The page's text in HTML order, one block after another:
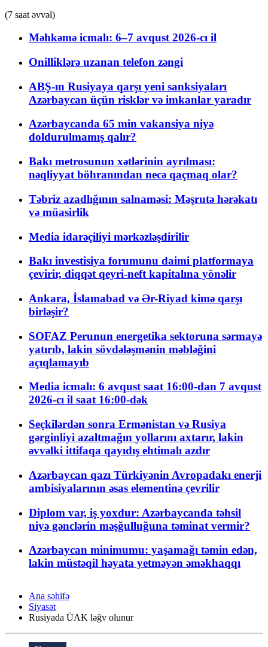
(7 saat əvvəl)
Məhkəmə icmalı: 6–7 avqust 2026-cı il
Onilliklərə uzanan telefon zəngi
ABŞ-ın Rusiyaya qarşı yeni sanksiyaları
Azərbaycan üçün risklər və imkanlar yaradır
Azərbaycanda 65 min vakansiya niyə
doldurulmamış qalır?
Bakı metrosunun xətlərinin ayrılması:
nəqliyyat böhranından necə qaçmaq olar?
Təbriz azadlığının salnaməsi: Məşrutə hərəkatı
və müasirlik
Media idarəçiliyi mərkəzləşdirilir
Bakı investisiya forumunu daimi platformaya
çevirir, diqqət qeyri-neft kapitalına yönəlir
Ankara, İslamabad və Ər-Riyad kimə qarşı
birləşir?
SOFAZ Perunun energetika sektoruna sərmayə
yatırıb, lakin sövdələşmənin məbləğini
açıqlamayıb
Media icmalı: 6 avqust saat 16:00-dan 7 avqust
2026-cı il saat 16:00-dək
Seçkilərdən sonra Ermənistan və Rusiya
gərginliyi azaltmağın yollarını axtarır, lakin
əvvəlki ittifaqa qayıdış ehtimalı azdır
Azərbaycan qazı Türkiyənin Avropadakı enerji
ambisiyalarının əsas elementinə çevrilir
Diplom var, iş yoxdur: Azərbaycanda təhsil
niyə gənclərin məşğulluğuna təminat vermir?
Azərbaycan minimumu: yaşamağı təmin edən,
lakin müstəqil həyata yetməyən əməkhaqqı
Ana səhifə
Siyasət
Rusiyada ÜAK ləğv olunur